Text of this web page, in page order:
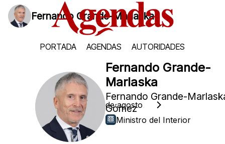
Fernando Grande-Marlaska
PORTADA AGENDAS AUTORIDADES
Fernando Grande-
Marlaska
Fernando Grande-
Gómez
Ministro del Interior
Domingo, 9 de agosto